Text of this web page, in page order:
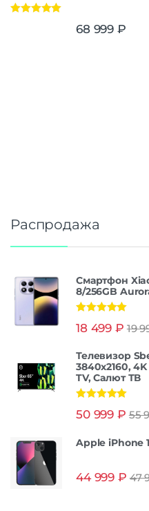
68 999 ₽
Распродажа
Смартфон
8/256GB
из 5
18 499 ₽ 19
Телевизор
3840x2160,
TV, Салют ТВ
из 5
50 999 ₽ 55
Apple iPhone
44 999 ₽ 47